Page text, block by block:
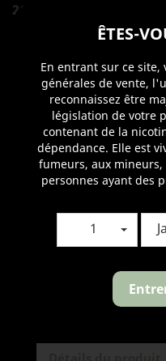
21,90 €
Savourez toute la journée
classique blond léger,
Pack de 60ml en 6mg/ml
Quantité

ÊTES-
En entrant sur ce site,
générales de vente,
reconnaissez être
législation de votre
contenant de la
dépendance. Elle est
fumeurs, aux
personnes ayant des
1